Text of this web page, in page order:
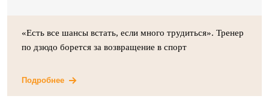
«Есть все шансы встать, если много трудиться». Тренер
по дзюдо борется за возвращение в спорт
Подробнее